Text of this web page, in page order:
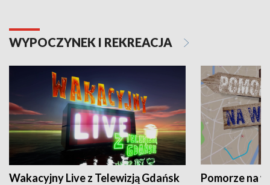
WYPOCZYNEK I REKREACJA
Wakacyjny Live z Telewizją Gdańsk Pomorze na